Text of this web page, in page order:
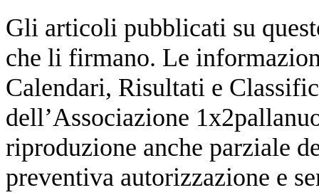
Gli articoli pubblicati su
che li firmano. Le
Calendari, Risultati e
dell’Associazione
riproduzione anche parziale
preventiva autorizzazione e